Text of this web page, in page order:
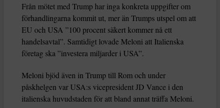
Från mötet med Trump har inga konkreta uppgifter om
förhandlingarna kommit ut, mer än Trumps utspel om att
EU och USA ”100 procent säkert kommer nå ett
handelsavtal”. Samtidigt lovade Meloni att Italienska
företag ska ”investera miljarder i USA”.
Meloni bjöd även in Trump till Rom och under
påskhelgen var USA:s vicepresident JD Vance i den
italienska huvudstaden för att bland annat träffa Meloni.